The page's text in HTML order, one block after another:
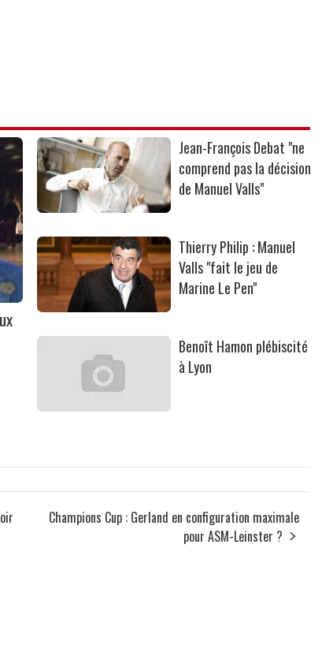
Jean-François Debat "ne
comprend pas la décision
de Manuel Valls"
Thierry Philip : Manuel
Valls "fait le jeu de
Marine Le Pen"
Benoît Hamon plébiscité
à Lyon
Champions Cup : Gerland en configuration maximale
pour ASM-Leinster ?